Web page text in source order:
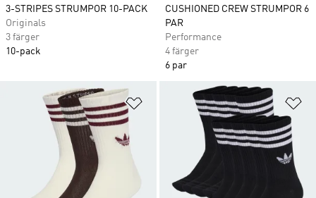
3-STRIPES STRUMPOR 10-PACK
Originals
3 färger
10-pack
CUSHIONED CREW STRUMPOR 6
PAR
Performance
4 färger
6 par
Lägg till på önskelistan